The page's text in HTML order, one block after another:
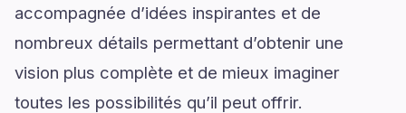
accompagnée d’idées inspirantes et de
nombreux détails permettant d’obtenir une
vision plus complète et de mieux imaginer
toutes les possibilités qu’il peut offrir.